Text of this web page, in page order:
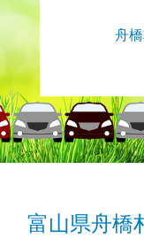
舟
富山県舟橋
お役立ち情報
お知らせ